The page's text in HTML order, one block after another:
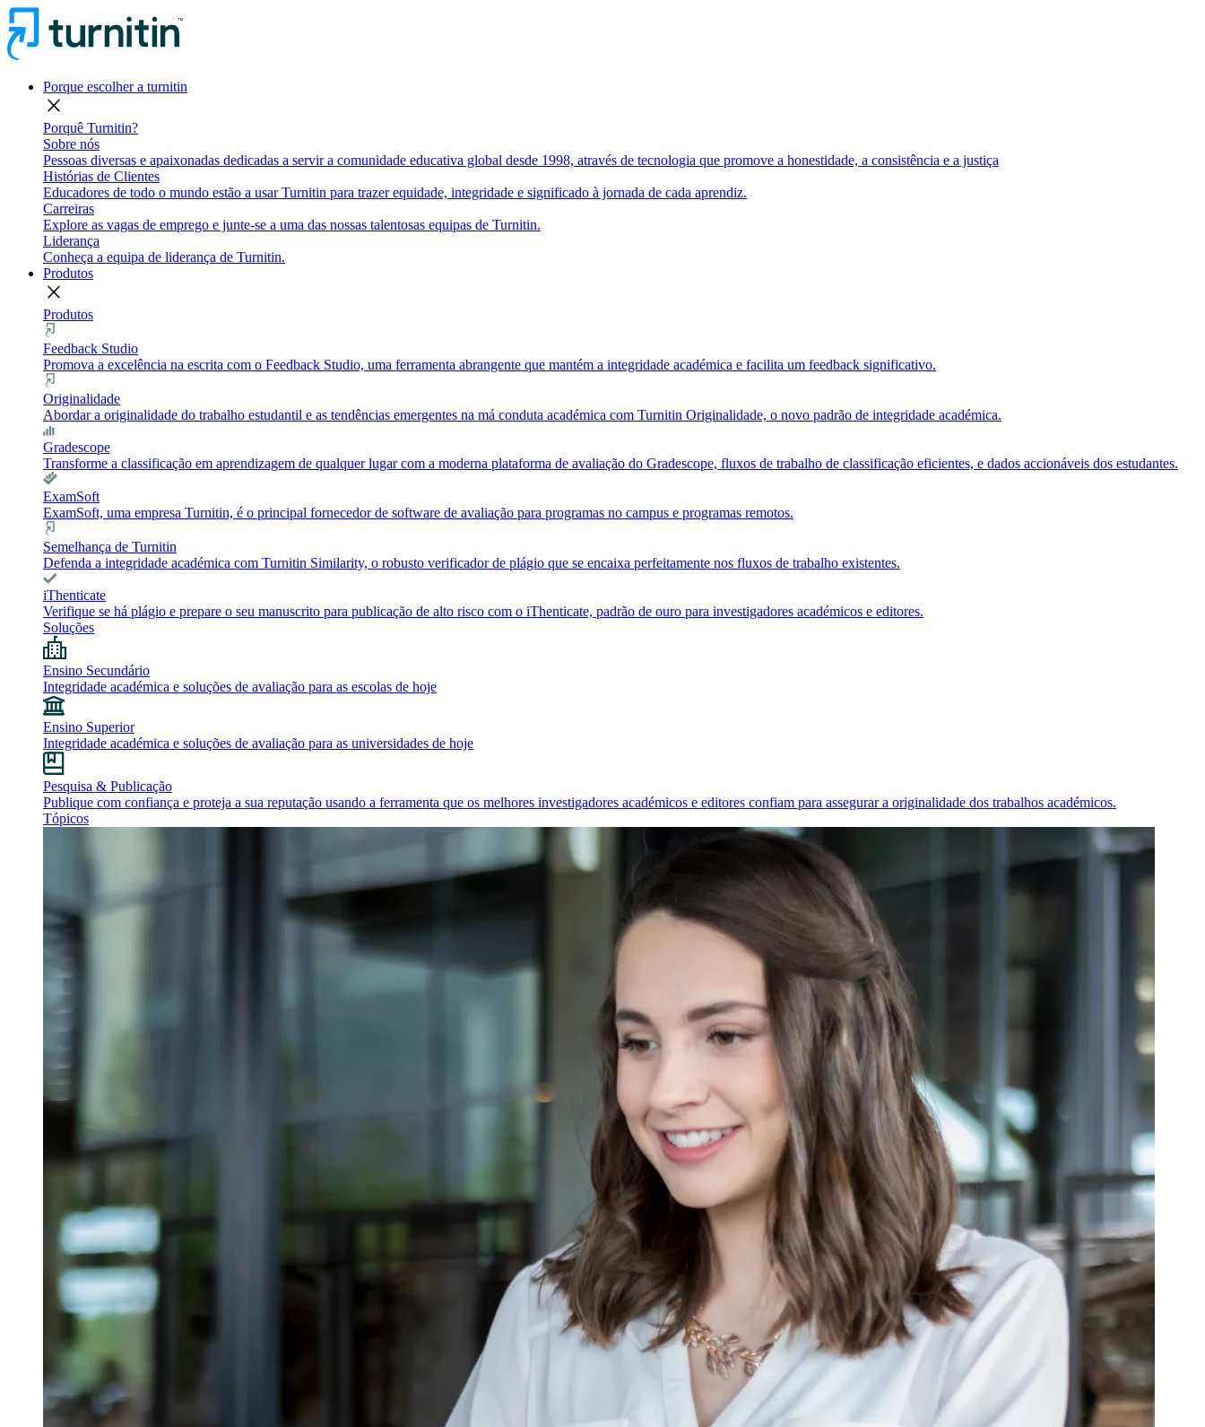
Porque escolher a turnitin
close
Porquê Turnitin?
Sobre nós
Pessoas diversas e apaixonadas dedicadas a servir a comunidade educativa global desde 1998, através de tecnologia que promove a honestidade, a consistência e a justiça
Histórias de Clientes
Educadores de todo o mundo estão a usar Turnitin para trazer equidade, integridade e significado à jornada de cada aprendiz.
Carreiras
Explore as vagas de emprego e junte-se a uma das nossas talentosas equipas de Turnitin.
Liderança
Conheça a equipa de liderança de Turnitin.
Produtos
close
Produtos
Feedback Studio
Promova a excelência na escrita com o Feedback Studio, uma ferramenta abrangente que mantém a integridade académica e facilita um feedback significativo.
Originalidade
Abordar a originalidade do trabalho estudantil e as tendências emergentes na má conduta académica com Turnitin Originalidade, o novo padrão de integridade académica.
Gradescope
Transforme a classificação em aprendizagem de qualquer lugar com a moderna plataforma de avaliação do Gradescope, fluxos de trabalho de classificação eficientes, e dados accionáveis dos estudantes.
ExamSoft
ExamSoft, uma empresa Turnitin, é o principal fornecedor de software de avaliação para programas no campus e programas remotos.
Semelhança de Turnitin
Defenda a integridade académica com Turnitin Similarity, o robusto verificador de plágio que se encaixa perfeitamente nos fluxos de trabalho existentes.
iThenticate
Verifique se há plágio e prepare o seu manuscrito para publicação de alto risco com o iThenticate, padrão de ouro para investigadores académicos e editores.
Soluções
Ensino Secundário
Integridade académica e soluções de avaliação para as escolas de hoje
Ensino Superior
Integridade académica e soluções de avaliação para as universidades de hoje
Pesquisa & Publicação
Publique com confiança e proteja a sua reputação usando a ferramenta que os melhores investigadores académicos e editores confiam para assegurar a originalidade dos trabalhos académicos.
Tópicos